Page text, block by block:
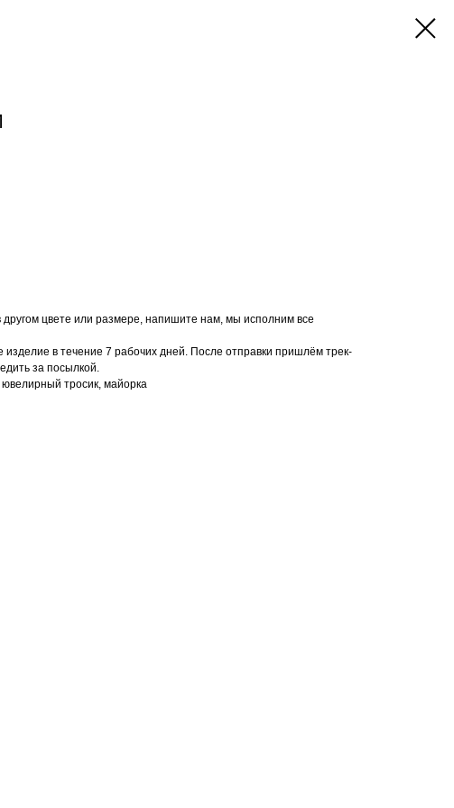
другом цвете или размере, напишите нам, мы исполним все
изделие в течение 7 рабочих дней. После отправки пришлём трек-
за посылкой.
тросик, майорка